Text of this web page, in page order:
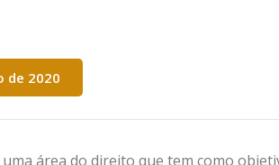
de 2020
área do direito que tem como